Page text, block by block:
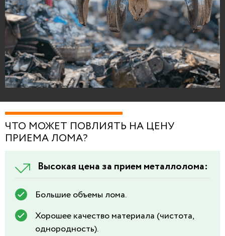
ЧТО МОЖЕТ ПОВЛИЯТЬ НА ЦЕНУ
ПРИЕМА ЛОМА?
Высокая цена за прием металлолома:
Большие объемы лома.
Хорошее качество материала (чистота,
однородность).